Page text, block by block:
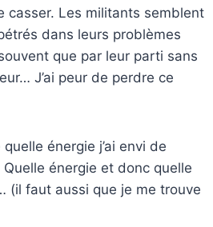
casser. Les militants semblent
dans leurs problèmes
que par leur parti sans
J’ai peur de perdre ce
énergie j’ai envi de
énergie et donc quelle
(il faut aussi que je me trouve